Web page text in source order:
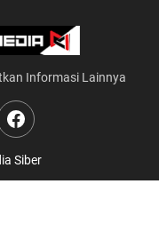
Informasi Lainnya
Siber